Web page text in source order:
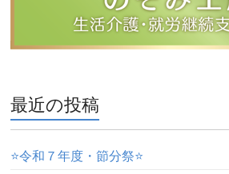
最近の投稿
⭐️令和７年度・節分祭⭐️